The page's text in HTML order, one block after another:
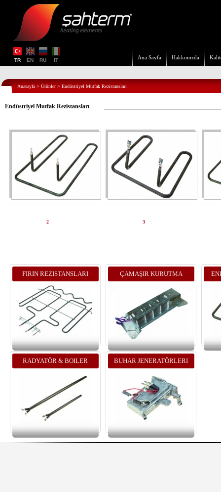
TR EN RU IT Ana Sayfa Hakkımızda
Anasayfa > Ürünler> Endüstriyel Mutfak Rezistansları
Endüstriyel Mutfak Rezistansları
2 3
FIRIN REZISTANSLARI
ÇAMAŞIR KURUTMA
MAKINASI REZISTANSLARI
RADYATÖR & BOILER
BUHAR JENERATÖRLERI